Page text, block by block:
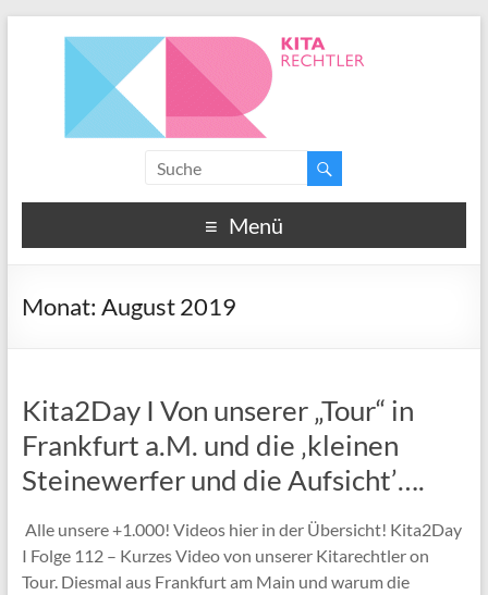
Menü
Monat: August 2019
Kita2Day I Von unserer „Tour“ in
Frankfurt a.M. und die ‚kleinen
Steinewerfer und die Aufsicht’….
Alle unsere +1.000! Videos hier in der Übersicht! Kita2Day
I Folge 112 – Kurzes Video von unserer Kitarechtler on
Tour. Diesmal aus Frankfurt am Main und warum die